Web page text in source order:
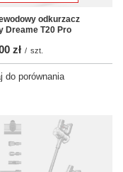
odkurzacz
Dreame T20 Pro
zł / szt.
do porównania